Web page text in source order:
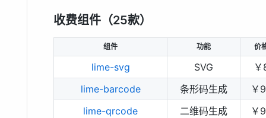
收费组件（25款）
组件 功能 价
lime-svg SVG
￥
lime-barcode
条形码生成
￥
lime-qrcode
二维码生成
￥